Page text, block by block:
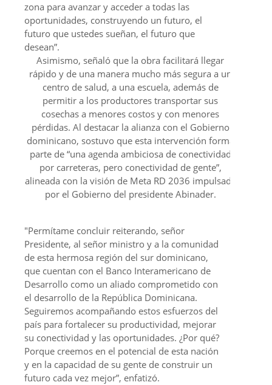
zona para avanzar y acceder a todas las
oportunidades, construyendo un futuro, el
futuro que ustedes sueñan, el futuro que
desean”.
Asimismo, señaló que la obra facilitará llegar
rápido y de una manera mucho más segura a un
centro de salud, a una escuela, además de
permitir a los productores transportar sus
cosechas a menores costos y con menores
pérdidas. Al destacar la alianza con el Gobierno
dominicano, sostuvo que esta intervención forma
parte de “una agenda ambiciosa de conectividad
por carreteras, pero conectividad de gente”,
alineada con la visión de Meta RD 2036 impulsada
por el Gobierno del presidente Abinader.
"Permítame concluir reiterando, señor
Presidente, al señor ministro y a la comunidad
de esta hermosa región del sur dominicano,
que cuentan con el Banco Interamericano de
Desarrollo como un aliado comprometido con
el desarrollo de la República Dominicana.
Seguiremos acompañando estos esfuerzos del
país para fortalecer su productividad, mejorar
su conectividad y las oportunidades. ¿Por qué?
Porque creemos en el potencial de esta nación
y en la capacidad de su gente de construir un
futuro cada vez mejor”, enfatizó.